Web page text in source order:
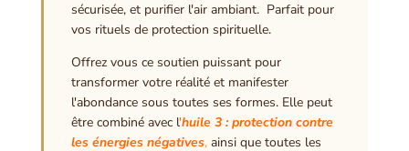
sécurisée, et purifier l'air ambiant. Parfait pour
vos rituels de protection spirituelle.
Offrez vous ce soutien puissant pour
transformer votre réalité et manifester
l'abondance sous toutes ses formes. Elle peut
être combiné avec l'huile3 : protection contre
les énergies négatives,ainsi que toutes les